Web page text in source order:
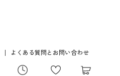
よくある質問とお問い合わせ